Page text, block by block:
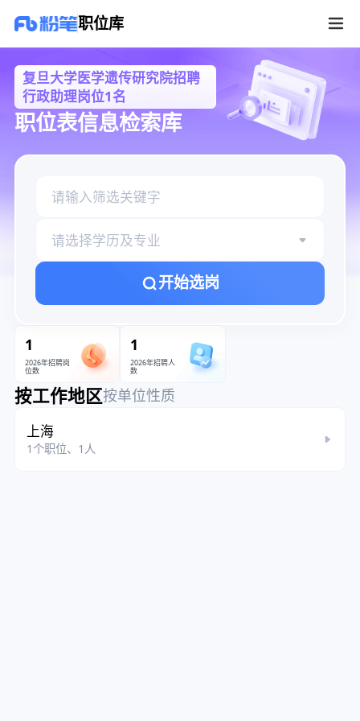
职位库
复旦大学医学遗传研究院招聘
行政助理岗位1名
职位表信息检索库
请选择学历及专业
开始选岗
1
2026年招聘岗
位数
1
2026年招聘人
数
按工作地区按单位性质
上海
1个职位、1人